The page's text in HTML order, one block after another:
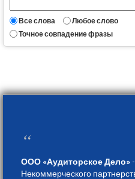
Все слова
Любое слово
Точное совпадение фразы
“
ООО «Аудиторское Дело»
Некоммерческого